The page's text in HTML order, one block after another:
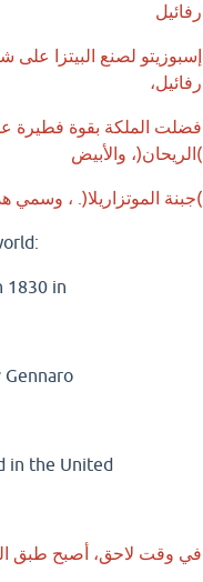
رفائيل
إسبوزيتو لصنع البيتزا على
رفائيل،
فضلت الملكة بقوة فطيرة
)الريحان(، والأبيض
)جبنة الموتزاريلا(. ، وسمي
1830 in
in the United
في وقت لاحق، أصبح طبق